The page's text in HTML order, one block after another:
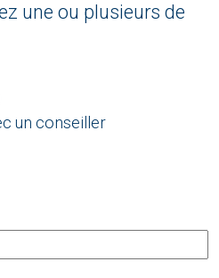
une ou plusieurs de
un conseiller